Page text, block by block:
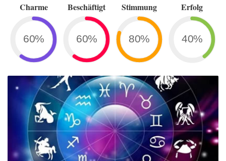
Charme
60%
Beschäftigt
60%
Stimmung
80%
Erfolg
40%